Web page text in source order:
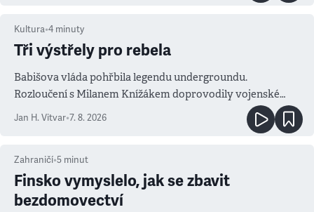
Kultura•4 minuty
Tři výstřely pro rebela
Babišova vláda pohřbila legendu undergroundu.
Rozloučení s Milanem Knížákem doprovodily vojenské
salvy i kritika pokrokářů
Jan H. Vitvar•7. 8. 2026
Zahraničí•5 minut
Finsko vymyslelo, jak se zbavit
bezdomovectví